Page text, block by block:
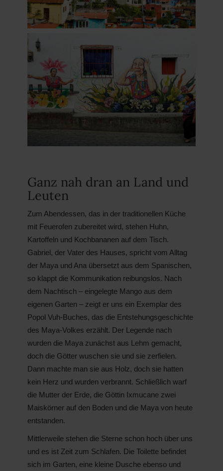
Ganz nah dran an Land und
Leuten
Zum Abendessen, das in der traditionellen Küche
mit Feuerofen zubereitet wird, stehen Huhn,
Kartoffeln und Kochbananen auf dem Tisch.
Gabriel, der Vater des Hauses, spricht vom Alltag
der Maya und Ana übersetzt aus dem Spanischen,
so klappt die Kommunikation reibungslos. Nach
dem Nachtisch – eingelegte Mango aus dem
eigenen Garten – zeigt er uns ein Exemplar des
Popol Vuh-Buches, das die Entstehungsgeschichte
des Maya-Volkes erzählt. Der Legende nach
wurden die Maya zunächst aus Lehm gemacht,
doch die Götter wuschen sie und sie zerfielen.
Dann machte man sie aus Holz, doch sie hatten
kein Herz und wurden verbrannt. Schließlich warf
die Mutter der Erde, die Göttin Ixmucane zwei
Maiskörner auf den Boden und die Maya von heute
entstanden.
Mittlerweile stehen die Sterne schon hoch über uns
und es ist Zeit zum Schlafen. Die Toilette befindet
sich im Garten, eine kleine Dusche ebenso und